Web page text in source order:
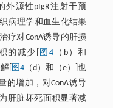
外源性pIgR注射干预
病理学和血生化结果
疗对ConA诱导的肝损
的减少[
图4（b）和
[ 图4 （d）和（e）]也
的增加，对ConA诱导
肝脏坏死面积显著减